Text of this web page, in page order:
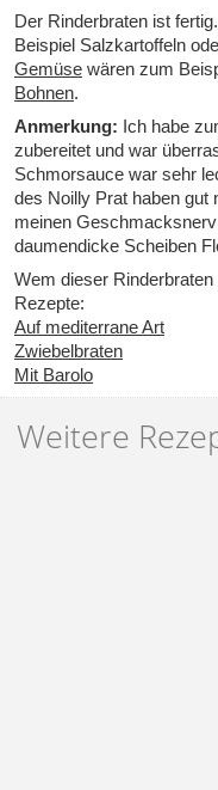
Der Rinderbraten ist
Beispiel Salzkartoffeln
Gemüse wären zum
Bohnen.
Anmerkung: Ich habe
zubereitet und war
Schmorsauce war sehr
des Noilly Prat haben gut
meinen
daumendicke Scheiben
Wem dieser
Rezepte:
Auf mediterrane Art
Zwiebelbraten
Mit Barolo
Weitere